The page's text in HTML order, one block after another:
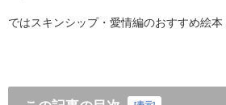
ではスキンシップ・愛情編のおすすめ絵本